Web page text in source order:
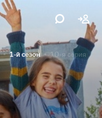
1-й сезон 10-я серия